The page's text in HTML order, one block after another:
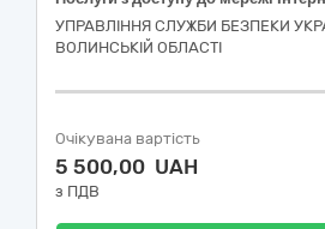
УПРАВЛІННЯ СЛУЖБИ БЕЗПЕКИ
ВОЛИНСЬКІЙ ОБЛАСТІ
Очікувана вартість
5 500,00 UAH
з ПДВ